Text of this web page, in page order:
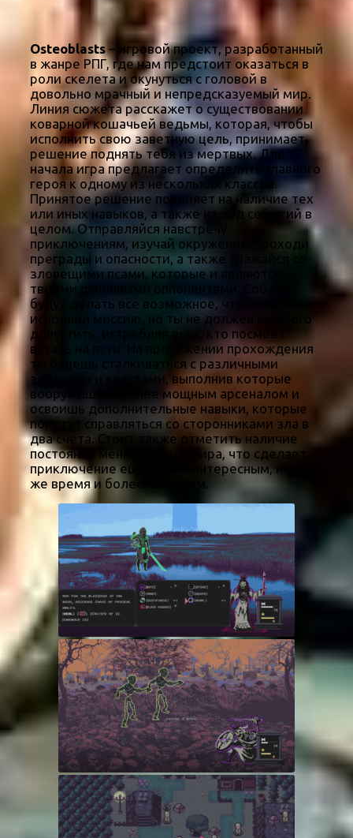
Osteoblasts – игровой проект, разработанный
в жанре РПГ, где нам предстоит оказаться в
роли скелета и окунуться с головой в
довольно мрачный и непредсказуемый мир.
Линия сюжета расскажет о существовании
коварной кошачьей ведьмы, которая, чтобы
исполнить свою заветную цель, принимает
решение поднять тебя из мертвых. Для
начала игра предлагает определить главного
героя к одному из нескольких классов.
Принятое решение повлияет на наличие тех
или иных навыков, а также на ход событий в
целом. Отправляйся навстречу
приключениям, изучай окружение, проходи
преграды и опасности, а также сражайся со
зловещими псами, которые и являются
твоими основными оппонентами. Собаки
будут делать все возможное, чтобы ты не
исполнил миссию, но ты не должен им этого
допустить, истребляя всех, кто посмеет
встать на пути. На протяжении прохождения
ты будешь сталкиваться с различными
задачами и квестами, выполнив которые
вооружишься более мощным арсеналом и
освоишь дополнительные навыки, которые
помогут справляться со сторонниками зла в
два счета. Стоит также отметить наличие
постоянно меняющегося мира, что сделает
приключение ещё более интересным, но в то
же время и более сложным.